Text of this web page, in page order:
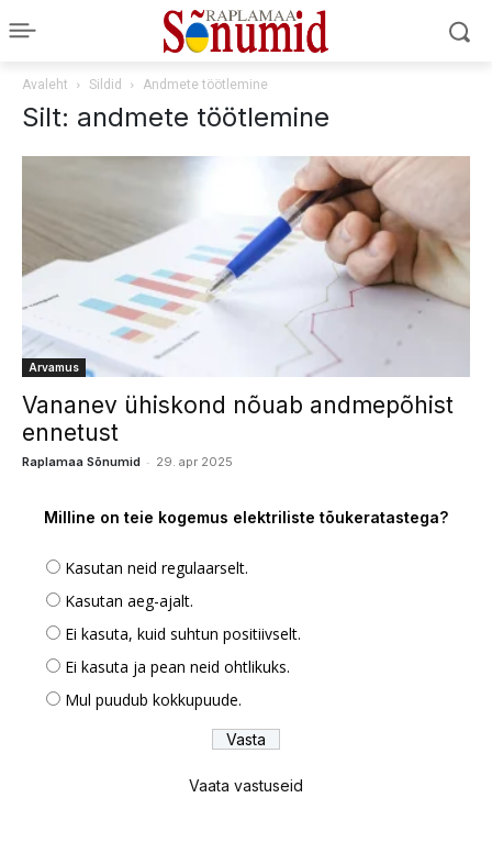
Avaleht Sildid Andmete töötlemine
Silt: andmete töötlemine
Arvamus
Vananev ühiskond nõuab andmepõhist
ennetust
Raplamaa Sõnumid - 29. apr 2025
Milline on teie kogemus elektriliste tõukeratastega?
Kasutan neid regulaarselt.
Kasutan aeg-ajalt.
Ei kasuta, kuid suhtun positiivselt.
Ei kasuta ja pean neid ohtlikuks.
Mul puudub kokkupuude.
Vaata vastuseid